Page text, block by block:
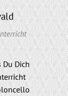
Menü
Du Dich